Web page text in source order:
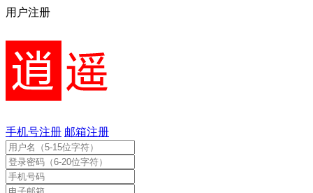
用户注册
手机号注册 邮箱注册